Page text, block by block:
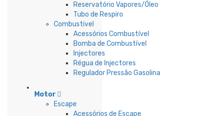
Reservatório Vapores/Óleo
Tubo de Respiro
Combustivel
Acessórios Combustível
Bomba de Combustível
Injectores
Régua de Injectores
Regulador Pressão Gasolina
Motor
Escape
Acessórios de Escape